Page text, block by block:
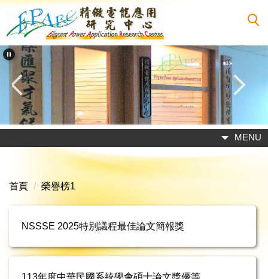
主
要
內
容
MENU
首頁 榮譽榜1
NSSSE 2025特別議程最佳論文簡報獎